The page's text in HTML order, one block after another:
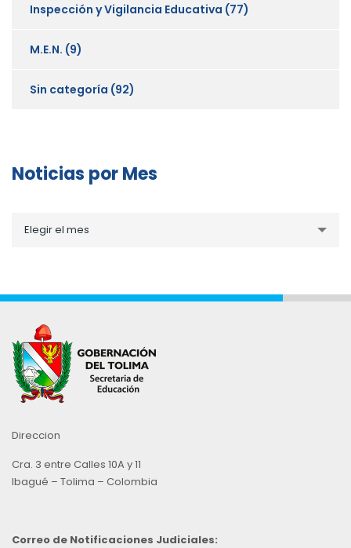
Inspección y Vigilancia Educativa (77)
M.E.N. (9)
Sin categoría (92)
Noticias por Mes
porElegir el mes
Direccion
Cra. 3 entre Calles 10A y 11
Ibagué – Tolima – Colombia
Correo de Notificaciones Judiciales: